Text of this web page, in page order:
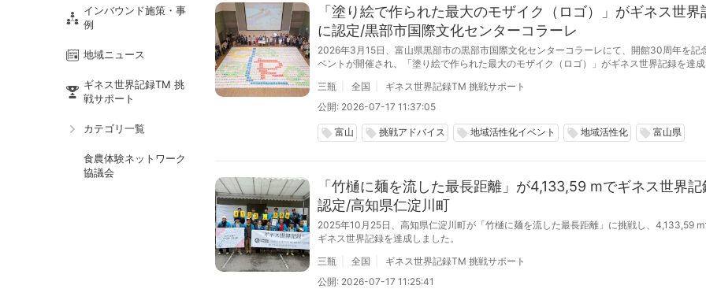
インバウンド施策・事
例
地域ニュース
ギネス世界記録TM 挑
戦サポート
カテゴリ一覧
食農体験ネットワーク
協議会
「塗り絵で作られた最大のモザイク（ロゴ）」がギネス世界
に認定/黒部市国際文化センターコラーレ
2026年3月15日、富山県黒部市の黒部市国際文化センターコラーレにて、開館30周年を記
ベントが開催され、「塗り絵で作られた最大のモザイク（ロゴ）」がギネス世界記録を達
三瓶
全国
ギネス世界記録TM 挑戦サポート
公開: 2026-07-17 11:37:05
local_offer 富山 local_offer 挑戦アドバイス local_offer 地域活性化イベント local_offer 地域活性化 local_offer 富山県
「竹樋に麺を流した最長距離」が4,133,59 mでギネス世界
認定/高知県仁淀川町
2025年10月25日、高知県仁淀川町が「竹樋に麺を流した最長距離」に挑戦し、4,133,59
ギネス世界記録を達成しました。
三瓶
全国
ギネス世界記録TM 挑戦サポート
公開: 2026-07-17 11:25:41